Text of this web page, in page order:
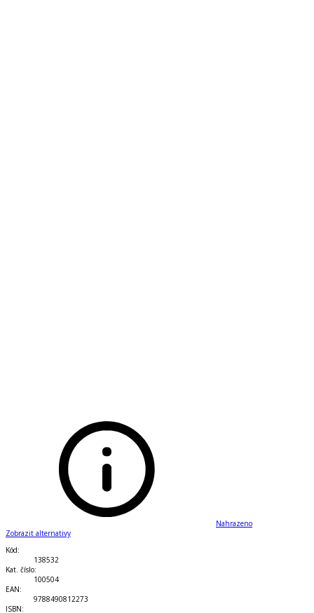
Nahrazeno
Zobrazit alternativy
Kód:
138532
Kat. číslo:
100504
EAN:
9788490812273
ISBN: